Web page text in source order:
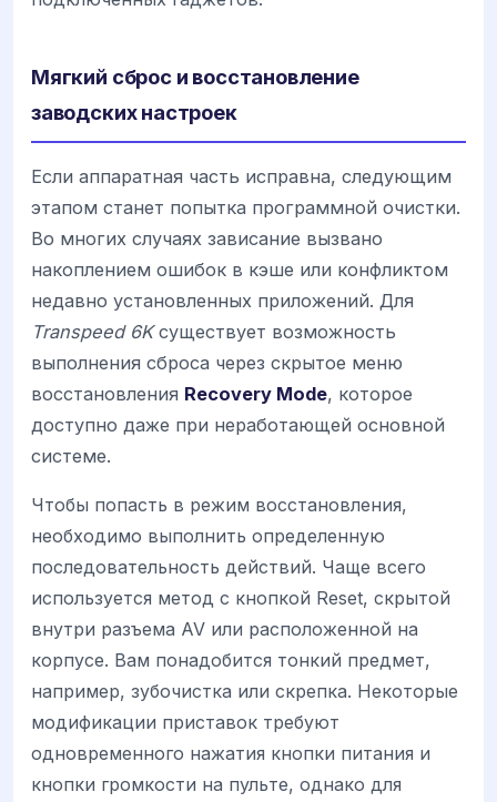
Мягкий сброс и восстановление
заводских настроек
Если аппаратная часть исправна, следующим
этапом станет попытка программной очистки.
Во многих случаях зависание вызвано
накоплением ошибок в кэше или конфликтом
недавно установленных приложений. Для
Transpeed 6Kсуществует возможность
выполнения сброса через скрытое меню
восстановления Recovery Mode, которое
доступно даже при неработающей основной
системе.
Чтобы попасть в режим восстановления,
необходимо выполнить определенную
последовательность действий. Чаще всего
используется метод с кнопкой Reset, скрытой
внутри разъема AV или расположенной на
корпусе. Вам понадобится тонкий предмет,
например, зубочистка или скрепка. Некоторые
модификации приставок требуют
одновременного нажатия кнопки питания и
кнопки громкости на пульте, однако для